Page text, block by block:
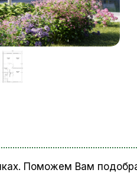
Поможем Вам